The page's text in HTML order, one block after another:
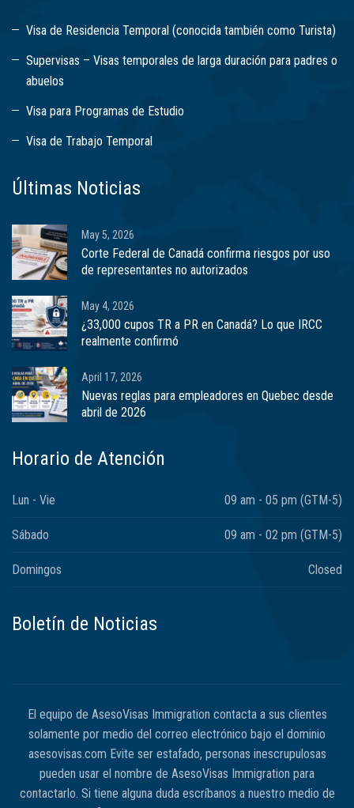
Visa de Residencia Temporal (conocida también como Turista)
Supervisas – Visas temporales de larga duración para padres o
abuelos
Visa para Programas de Estudio
Visa de Trabajo Temporal
Últimas Noticias
May 5, 2026
Corte Federal de Canadá confirma riesgos por uso
de representantes no autorizados
May 4, 2026
¿33,000 cupos TR a PR en Canadá? Lo que IRCC
realmente confirmó
April 17, 2026
Nuevas reglas para empleadores en Quebec desde
abril de 2026
Horario de Atención
Lun - Vie 09 am - 05 pm (GTM-5)
Sábado 09 am - 02 pm (GTM-5)
Domingos Closed
Boletín de Noticias
El equipo de AsesoVisas Immigration contacta a sus clientes
solamente por medio del correo electrónico bajo el dominio
asesovisas.com Evite ser estafado, personas inescrupulosas
pueden usar el nombre de AsesoVisas Immigration para
contactarlo. Si tiene alguna duda escríbanos a nuestro medio de